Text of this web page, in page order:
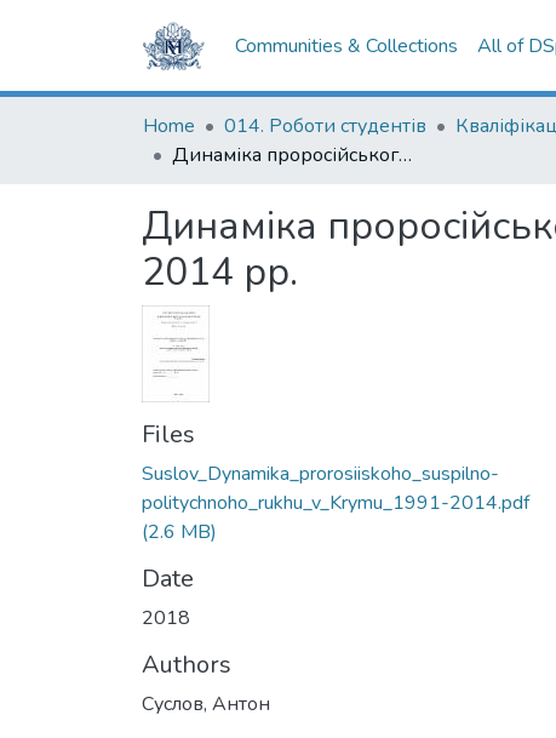
Communities & Collections All of
Home 014. Роботи студентів
Динаміка проросійського суспільно-політичного руху в Kриму, 1991-2014 рр.
Динаміка
2014 рр.
Files
Suslov_Dynamika_prorosiiskoho_suspilno-
politychnoho_rukhu_v_Krymu_1991-2014.pdf
(2.6 MB)
Date
2018
Authors
Суслов, Антон